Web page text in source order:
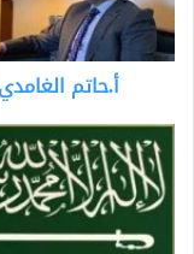
أ.حاتم
قصة
كتابة
النشيد
الوطني
السعودي